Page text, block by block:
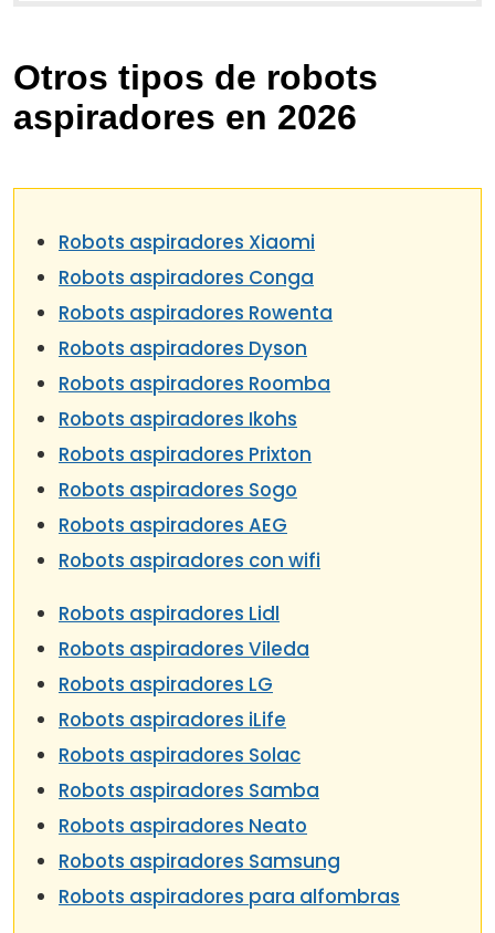
Otros tipos de robots
aspiradores en 2026
Robots aspiradores Xiaomi
Robots aspiradores Conga
Robots aspiradores Rowenta
Robots aspiradores Dyson
Robots aspiradores Roomba
Robots aspiradores Ikohs
Robots aspiradores Prixton
Robots aspiradores Sogo
Robots aspiradores AEG
Robots aspiradores con wifi
Robots aspiradores Lidl
Robots aspiradores Vileda
Robots aspiradores LG
Robots aspiradores iLife
Robots aspiradores Solac
Robots aspiradores Samba
Robots aspiradores Neato
Robots aspiradores Samsung
Robots aspiradores para alfombras